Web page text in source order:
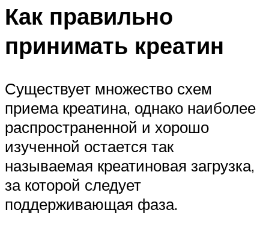
Как правильно
принимать креатин
Существует множество схем
приема креатина, однако наиболее
распространенной и хорошо
изученной остается так
называемая креатиновая загрузка,
за которой следует
поддерживающая фаза.